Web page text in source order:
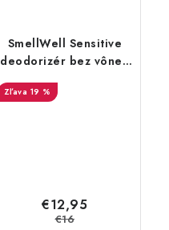
SmellWell Sensitive
deodorizér bez vône -
Blue
19 %
€12,95
€16